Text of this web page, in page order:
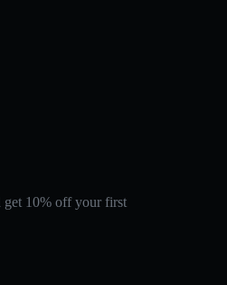
get 10% off your first